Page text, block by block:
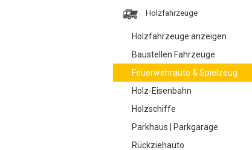
Holzfahrzeuge
Holzfahrzeuge anzeigen
Baustellen Fahrzeuge
Feuerwehrauto & Spielzeug
Holz-Eisenbahn
Holzschiffe
Parkhaus | Parkgarage
Rückziehauto